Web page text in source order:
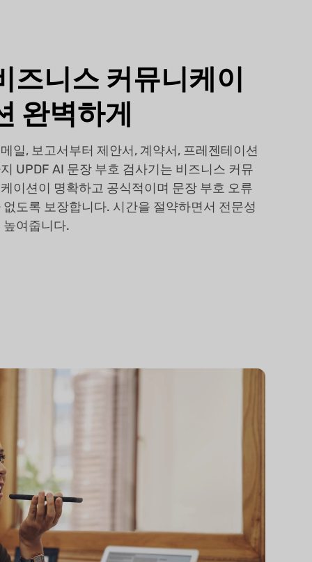
즈니스 커뮤니케이
완벽하게
일, 보고서부터 제안서, 계약서, 프레젠테이션
UPDF AI 문장 부호 검사기는 비즈니스 커뮤
이션이 명확하고 공식적이며 문장 부호 오류
없도록 보장합니다. 시간을 절약하면서 전문성
높여줍니다.